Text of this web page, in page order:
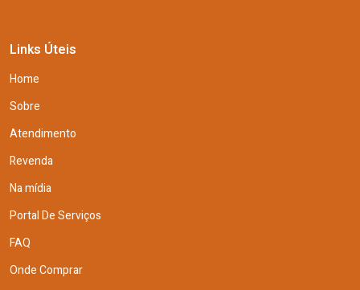
Links Úteis
Home
Sobre
Atendimento
Revenda
Na mídia
Portal De Serviços
FAQ
Onde Comprar